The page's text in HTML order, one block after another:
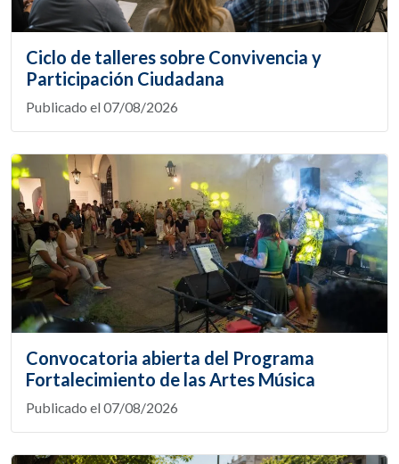
Ciclo de talleres sobre Convivencia y
Participación Ciudadana
Publicado el 07/08/2026
Convocatoria abierta del Programa
Fortalecimiento de las Artes Música
Publicado el 07/08/2026